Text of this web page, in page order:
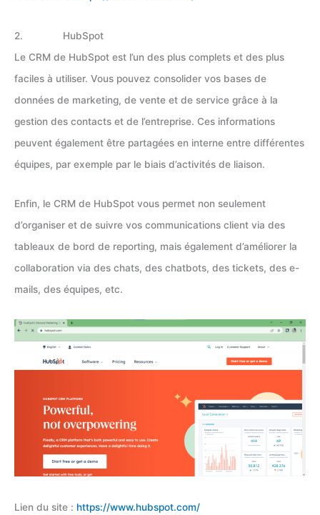
2. HubSpot
Le CRM de HubSpot est l’un des plus complets et des plus
faciles à utiliser. Vous pouvez consolider vos bases de
données de marketing, de vente et de service grâce à la
gestion des contacts et de l’entreprise. Ces informations
peuvent également être partagées en interne entre différentes
équipes, par exemple par le biais d’activités de liaison.
Enfin, le CRM de HubSpot vous permet non seulement
d’organiser et de suivre vos communications client via des
tableaux de bord de reporting, mais également d’améliorer la
collaboration via des chats, des chatbots, des tickets, des e-
mails, des équipes, etc.
Lien du site : https://www.hubspot.com/